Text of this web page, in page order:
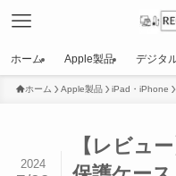
ホーム Apple製品 デジタ
ホーム Apple製品 iPad・iPhone
【レビュ
2024